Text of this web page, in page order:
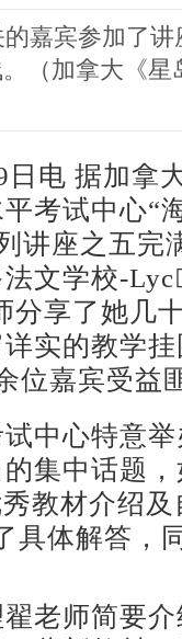
嘉宾参加了讲
（加拿大《星
电 据加拿
考试中心“
讲座之五完
文学校-
分享了她几
实的教学
位嘉宾受益
心特意举
集中话题
教材介绍
具体解答，
师简要介